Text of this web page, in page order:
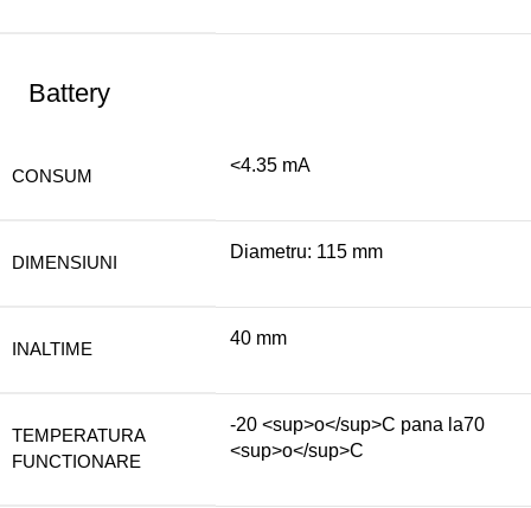
Battery
CONSUM
<4.35 mA
DIMENSIUNI
Diametru: 115 mm
INALTIME
40 mm
TEMPERATURA
FUNCTIONARE
-20 <sup>o</sup>C pana la70
<sup>o</sup>C